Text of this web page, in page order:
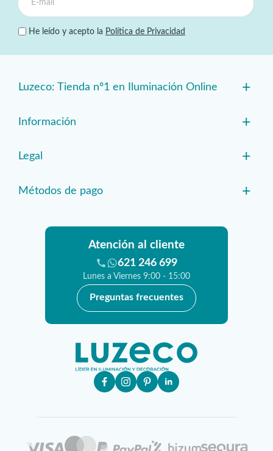
He leído y acepto la Política de Privacidad
Luzeco: Tienda nº1 en Iluminación Online +
Información +
Legal +
Métodos de pago +
Atención al cliente
621 246 699
Lunes a Viernes 9:00 - 15:00
Preguntas frecuentes